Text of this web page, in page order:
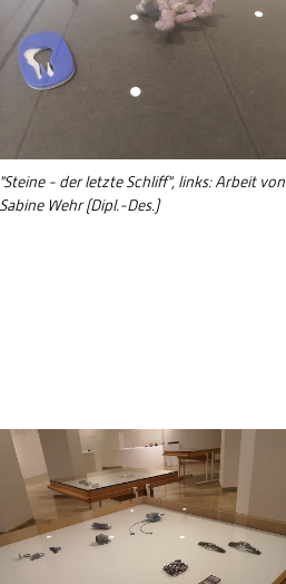
"Steine - der letzte Schliff", links: Arbeit von
Sabine Wehr (Dipl.-Des.)